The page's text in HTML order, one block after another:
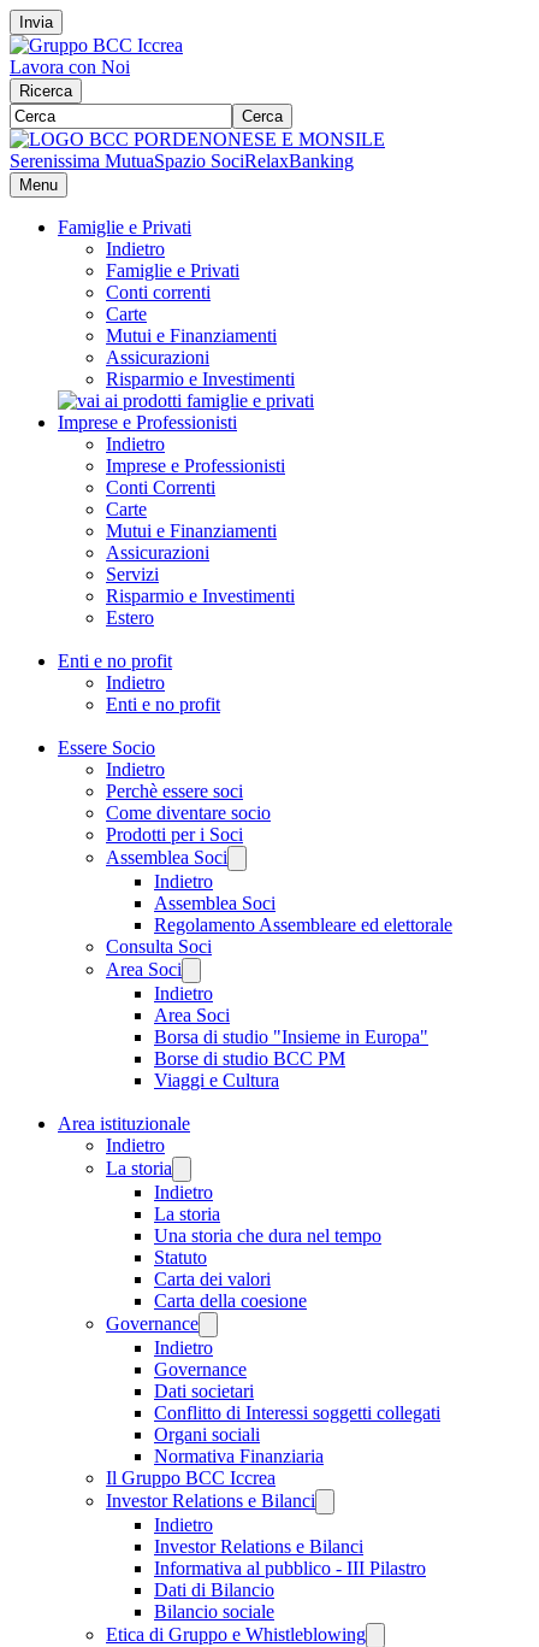
Invia
Lavora con Noi
Ricerca
Cerca
Serenissima MutuaSpazio SociRelaxBanking
Menu
Famiglie e Privati
Indietro
Famiglie e Privati
Conti correnti
Carte
Mutui e Finanziamenti
Assicurazioni
Risparmio e Investimenti
Imprese e Professionisti
Indietro
Imprese e Professionisti
Conti Correnti
Carte
Mutui e Finanziamenti
Assicurazioni
Servizi
Risparmio e Investimenti
Estero
Enti e no profit
Indietro
Enti e no profit
Essere Socio
Indietro
Perchè essere soci
Come diventare socio
Prodotti per i Soci
Assemblea Soci
Indietro
Assemblea Soci
Regolamento Assembleare ed elettorale
Consulta Soci
Area Soci
Indietro
Area Soci
Borsa di studio "Insieme in Europa"
Borse di studio BCC PM
Viaggi e Cultura
Area istituzionale
Indietro
La storia
Indietro
La storia
Una storia che dura nel tempo
Statuto
Carta dei valori
Carta della coesione
Governance
Indietro
Governance
Dati societari
Conflitto di Interessi soggetti collegati
Organi sociali
Normativa Finanziaria
Il Gruppo BCC Iccrea
Investor Relations e Bilanci
Indietro
Investor Relations e Bilanci
Informativa al pubblico - III Pilastro
Dati di Bilancio
Bilancio sociale
Etica di Gruppo e Whistleblowing